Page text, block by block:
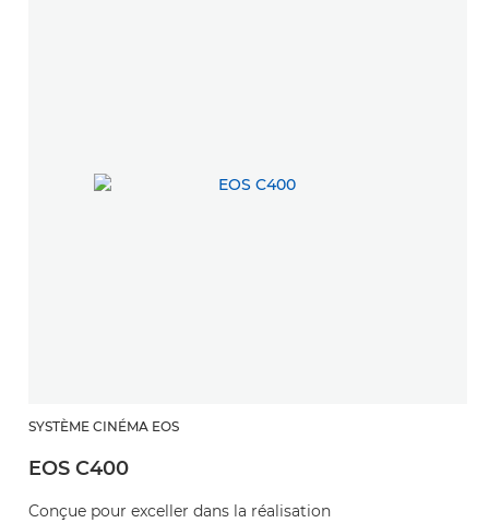
SYSTÈME CINÉMA EOS
EOS C400
Conçue pour exceller dans la réalisation